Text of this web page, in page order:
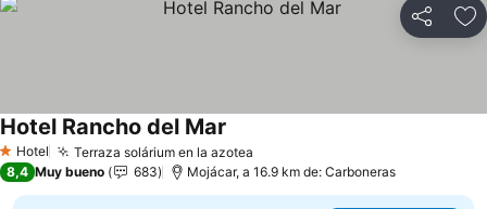
Compartir
1 Estrellas
Hotel Terraza solárium en la azotea
Hotel Rancho del Mar
8,4 Muy bueno 683 Mojácar, a 16.9 km de: Carboneras